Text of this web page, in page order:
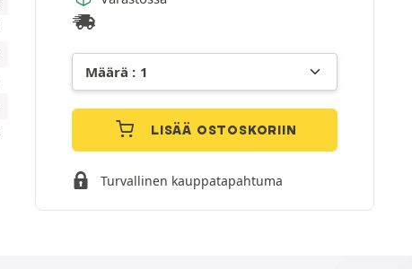
LISÄÄ OSTOSKORIIN
Turvallinen kauppatapahtuma